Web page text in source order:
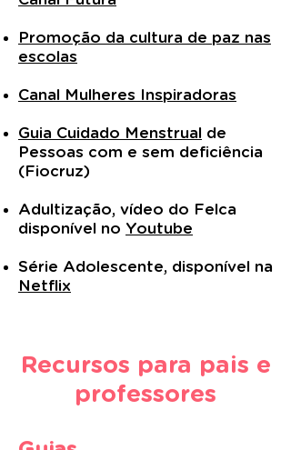
Promoção da cultura de paz nas
escolas
Canal Mulheres Inspiradoras
Guia Cuidado Menstrual de
Pessoas com e sem deficiência
(Fiocruz)
Adultização, vídeo do Felca
disponível no Youtube
Série Adolescente, disponível na
Netflix
Recursos para pais e
professores